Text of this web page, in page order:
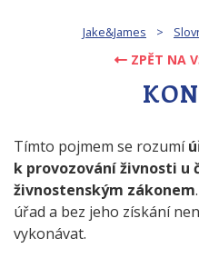
Jake&James >
ZPĚT NA
Tímto pojmem se rozumí
k provozování živnosti u
živnostenským zákonem
úřad a bez jeho získání
vykonávat.